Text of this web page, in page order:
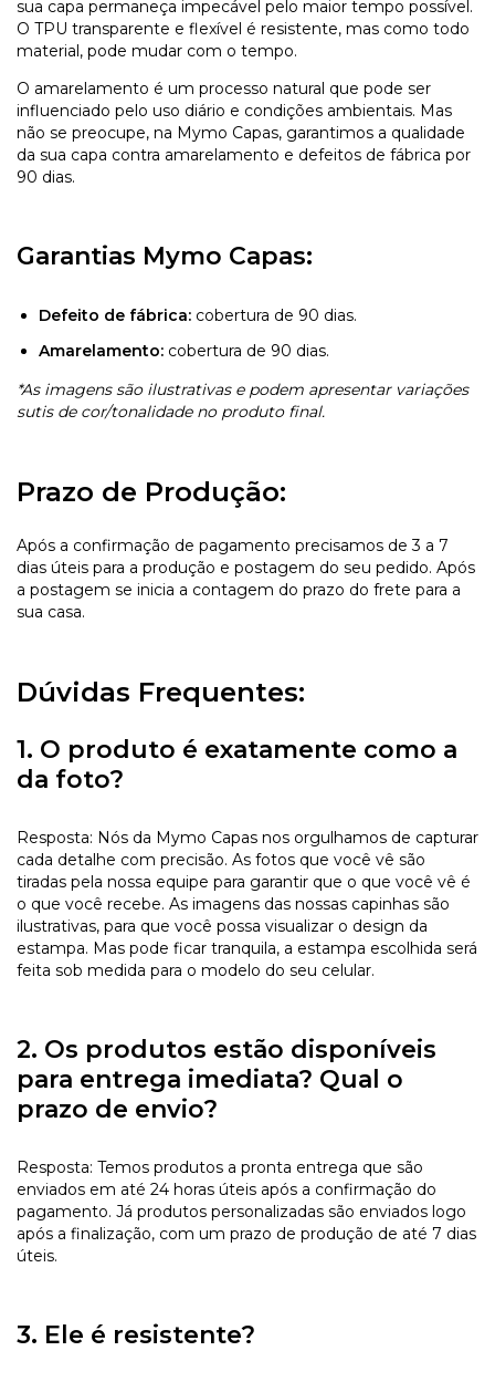
sua capa permaneça impecável pelo maior tempo possível.
O TPU transparente e flexível é resistente, mas como todo
material, pode mudar com o tempo.
O amarelamento é um processo natural que pode ser
influenciado pelo uso diário e condições ambientais. Mas
não se preocupe, na Mymo Capas, garantimos a qualidade
da sua capa contra amarelamento e defeitos de fábrica por
90 dias.
Garantias Mymo Capas:
Defeito de fábrica: cobertura de 90 dias.
Amarelamento: cobertura de 90 dias.
*As imagens são ilustrativas e podem apresentar variações
sutis de cor/tonalidade no produto final.
Prazo de Produção:
Após a confirmação de pagamento precisamos de 3 a 7
dias úteis para a produção e postagem do seu pedido. Após
a postagem se inicia a contagem do prazo do frete para a
sua casa.
Dúvidas Frequentes:
1. O produto é exatamente como a
da foto?
Resposta: Nós da Mymo Capas nos orgulhamos de capturar
cada detalhe com precisão. As fotos que você vê são
tiradas pela nossa equipe para garantir que o que você vê é
o que você recebe. As imagens das nossas capinhas são
ilustrativas, para que você possa visualizar o design da
estampa. Mas pode ficar tranquila, a estampa escolhida será
feita sob medida para o modelo do seu celular.
2. Os produtos estão disponíveis
para entrega imediata? Qual o
prazo de envio?
Resposta: Temos produtos a pronta entrega que são
enviados em até 24 horas úteis após a confirmação do
pagamento. Já produtos personalizadas são enviados logo
após a finalização, com um prazo de produção de até 7 dias
úteis.
3. Ele é resistente?